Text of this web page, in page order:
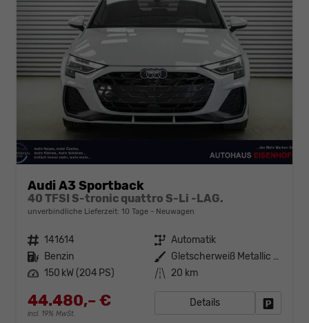
Audi A3 Sportback
40 TFSI S-tronic quattro S-Li -LAG.
unverbindliche Lieferzeit: 10 Tage Neuwagen
Fahrzeugnr. 141614 Getriebe Automatik
Kraftstoff Benzin Außenfarbe
Gletscherweiß Metallic (2Y)
Leistung 150 kW (204 PS) Kilometerstand 20 km
44.480,– €
incl. 19% MwSt.
Details